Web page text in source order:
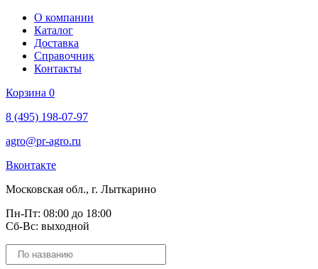
О компании
Каталог
Доставка
Справочник
Контакты
Корзина 0
8 (495) 198-07-97
agro@pr-agro.ru
Вконтакте
Московская обл., г. Лыткарино
Пн-Пт: 08:00 до 18:00
Сб-Вс: выходной
Поиск
товаров